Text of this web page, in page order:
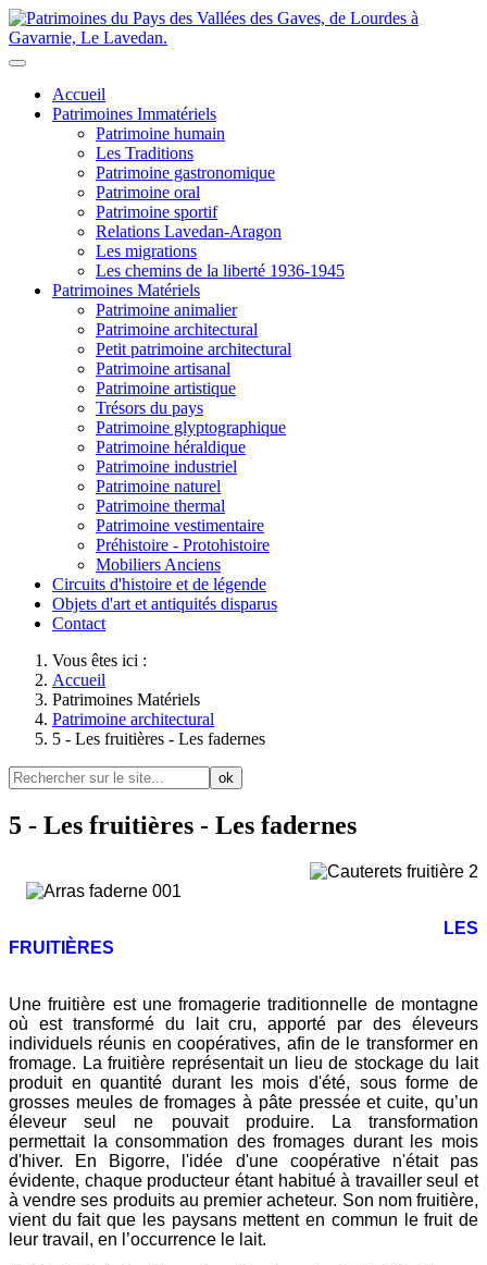
Accueil
Patrimoines Immatériels
Patrimoine humain
Les Traditions
Patrimoine gastronomique
Patrimoine oral
Patrimoine sportif
Relations Lavedan-Aragon
Les migrations
Les chemins de la liberté 1936-1945
Patrimoines Matériels
Patrimoine animalier
Patrimoine architectural
Petit patrimoine architectural
Patrimoine artisanal
Patrimoine artistique
Trésors du pays
Patrimoine glyptographique
Patrimoine héraldique
Patrimoine industriel
Patrimoine naturel
Patrimoine thermal
Patrimoine vestimentaire
Préhistoire - Protohistoire
Mobiliers Anciens
Circuits d'histoire et de légende
Objets d'art et antiquités disparus
Contact
Vous êtes ici :
Accueil
Patrimoines Matériels
Patrimoine architectural
5 - Les fruitières - Les fadernes
ok
5 - Les fruitières - Les fadernes
LES
FRUITIÈRES
Une fruitière est une fromagerie traditionnelle de montagne
où est transformé du lait cru, apporté par des éleveurs
individuels réunis en coopératives, afin de le transformer en
fromage. La fruitière représentait un lieu de stockage du lait
produit en quantité durant les mois d'été, sous forme de
grosses meules de fromages à pâte pressée et cuite, qu’un
éleveur seul ne pouvait produire. La transformation
permettait la consommation des fromages durant les mois
d'hiver. En Bigorre, l'idée d'une coopérative n'était pas
évidente, chaque producteur étant habitué à travailler seul et
à vendre ses produits au premier acheteur. Son nom fruitière,
vient du fait que les paysans mettent en commun le fruit de
leur travail, en l’occurrence le lait.